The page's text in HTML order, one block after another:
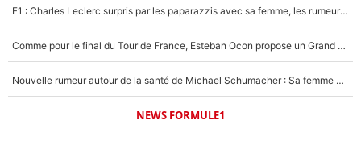
F1 : Charles Leclerc surpris par les paparazzis avec sa femme, les rumeurs étaient vraies !
Comme pour le final du Tour de France, Esteban Ocon propose un Grand Prix de Formule 1 à Paris : «Autour de l’Arc de Triomphe, ce serait génial» !
Nouvelle rumeur autour de la santé de Michael Schumacher : Sa femme Corinna sort du silence
NEWS FORMULE1